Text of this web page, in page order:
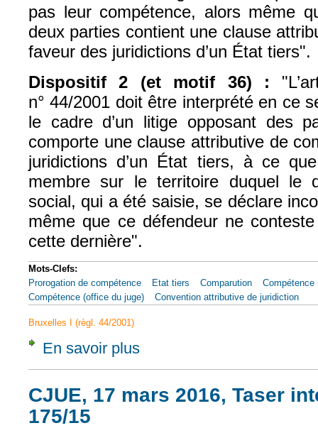
pas leur compétence, alors même
deux parties contient une clause
faveur des juridictions d’un État tiers".
Dispositif 2 (et motif 36) :
n° 44/2001 doit être interprété en ce
le cadre d’un litige opposant des
comporte une clause attributive de
juridictions d’un État tiers, à ce
membre sur le territoire duquel le
social, qui a été saisie, se déclare
même que ce défendeur ne
cette dernière".
Mots-Clefs:
Prorogation de compétence
Etat tiers Comparution
Compétence
Compétence (office du juge)
Convention attributive de juridiction
Bruxelles I (règl. 44/2001)
En savoir plus
CJUE, 17 mars 2016, Taser
175/15